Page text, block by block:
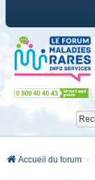
Accueil du forum